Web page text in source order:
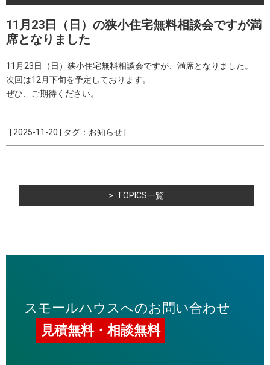
11月23日（日）の狭小住宅無料相談会ですが満
席となりました
11月23日（日）狭小住宅無料相談会ですが、満席となりました。
次回は12月下旬を予定しております。
ぜひ、ご期待ください。
2025-11-20 タグ： お知らせ
TOPICS一覧
スモールハウスへのお問い合わせ
見積無料・相談無料